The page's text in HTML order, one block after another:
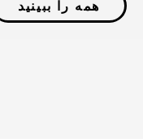
همه را ببینید